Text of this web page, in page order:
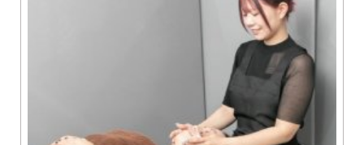
ら、やめる」「疲れるから、やらない」「自分は運動が苦手だ、
縁がない」「息が切れたり大量に汗をかくような運動をしなけれ
ば効果がない」 そう思っておられます。 あなたもそうではあり
ませんか？ しかし、実際は逆なのです。 うまくできないからこ
そ、よくわからないからこそ、身体を動かすべきなのです。 疲
れるからやめるのではなく、動くからこそ回復するのです。
「動くこと」は「生きること」。 なかなか人には言えないけれ
ど、身体のことで悩みや不安があるという方、カウンセリングに
お越しください。一緒にあなたの身体と毎日の生活をより良くす